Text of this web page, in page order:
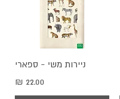
ניירות משי - ספארי
מחיר